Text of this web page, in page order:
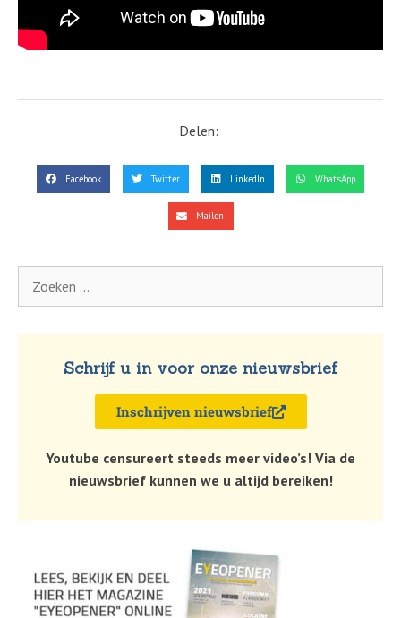
Delen:
Facebook Twitter LinkedIn WhatsApp
Mailen
Schrijf u in voor onze nieuwsbrief
Inschrijven nieuwsbrief
Youtube censureert steeds meer video’s! Via de
nieuwsbrief kunnen we u altijd bereiken!